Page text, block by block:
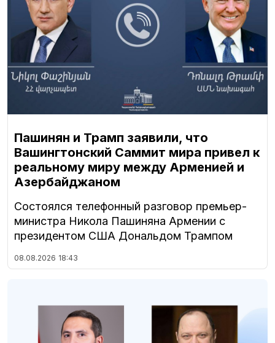
Пашинян и Трамп заявили, что
Вашингтонский Саммит мира привел к
реальному миру между Арменией и
Азербайджаном
Состоялся телефонный разговор премьер-
министра Никола Пашиняна Армении с
президентом США Дональдом Трампом
08.08.2026 18:43